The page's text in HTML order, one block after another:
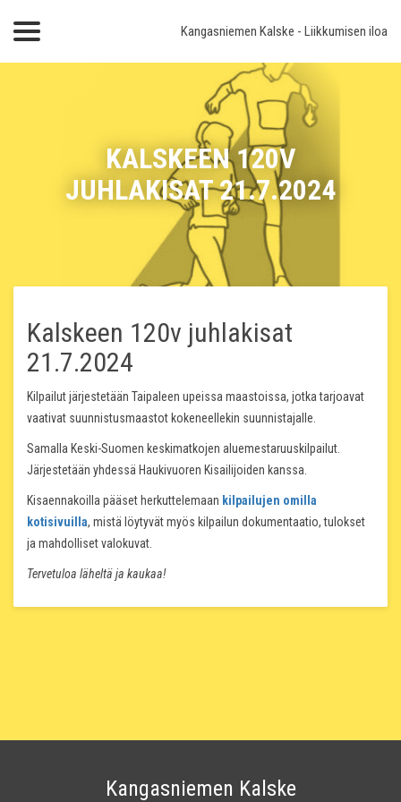
Kangasniemen Kalske - Liikkumisen iloa
KALSKEEN 120V
JUHLAKISAT 21.7.2024
Kalskeen 120v juhlakisat
21.7.2024
Kilpailut järjestetään Taipaleen upeissa maastoissa, jotka tarjoavat
vaativat suunnistusmaastot kokeneellekin suunnistajalle.
Samalla Keski-Suomen keskimatkojen aluemestaruuskilpailut.
Järjestetään yhdessä Haukivuoren Kisailijoiden kanssa.
Kisaennakoilla pääset herkuttelemaan kilpailujen omilla
kotisivuilla, mistä löytyvät myös kilpailun dokumentaatio, tulokset
ja mahdolliset valokuvat.
Tervetuloa läheltä ja kaukaa!
Kangasniemen Kalske